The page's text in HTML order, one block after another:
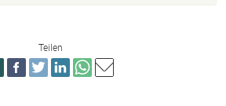
Teilen